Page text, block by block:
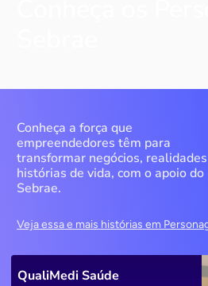
Conheça a força que
empreendedores têm para
transformar negócios,
histórias de vida, com o apoio do
Sebrae.
Veja essa e mais histórias em
QualiMedi Saúde